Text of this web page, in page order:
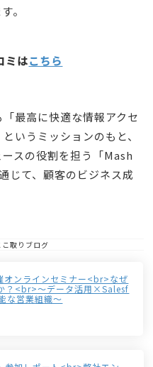
。
ミはこちら
最高に快適な情報アクセ
いうミッションのもと、
スの役割を担う「Mash
て、顧客のビジネス成
取りブログ
オンラインセミナー<br>なぜ
？<br>～データ活用×Salesf
な営業組織～